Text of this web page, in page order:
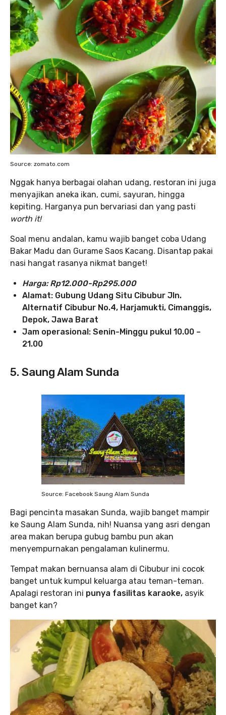
Source: zomato.com
Nggak hanya berbagai olahan udang, restoran ini juga
menyajikan aneka ikan, cumi, sayuran, hingga
kepiting. Harganya pun bervariasi dan yang pasti
worth it!
Soal menu andalan, kamu wajib banget coba Udang
Bakar Madu dan Gurame Saos Kacang. Disantap pakai
nasi hangat rasanya nikmat banget!
Harga: Rp12.000-Rp295.000
Alamat: Gubung Udang Situ Cibubur Jln.
Alternatif Cibubur No.4, Harjamukti, Cimanggis,
Depok, Jawa Barat
Jam operasional: Senin-Minggu pukul 10.00 –
21.00
5. Saung Alam Sunda
Source: Facebook Saung Alam Sunda
Bagi pencinta masakan Sunda, wajib banget mampir
ke Saung Alam Sunda, nih! Nuansa yang asri dengan
area makan berupa gubug bambu pun akan
menyempurnakan pengalaman kulinermu.
Tempat makan bernuansa alam di Cibubur ini cocok
banget untuk kumpul keluarga atau teman-teman.
Apalagi restoran ini punya fasilitas karaoke, asyik
banget kan?